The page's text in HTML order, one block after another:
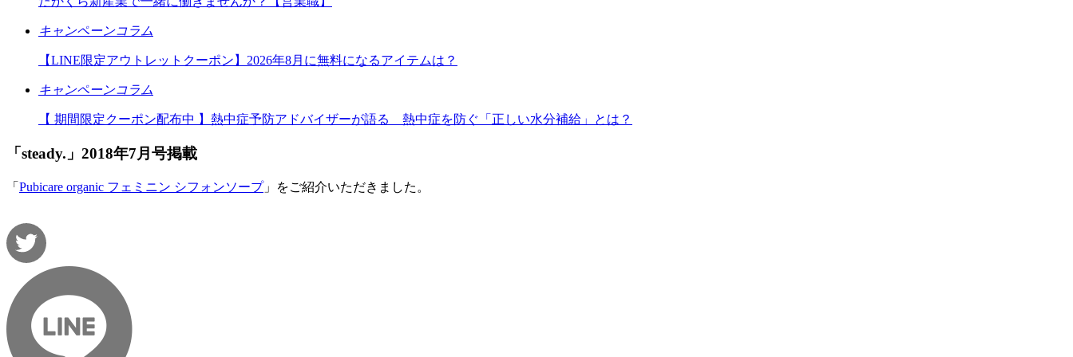
キャンペーンコラム
【LINE限定アウトレットクーポン】2026年8月に無料になるアイテムは？
キャンペーンコラム
【 期間限定クーポン配布中 】熱中症予防アドバイザーが語る 熱中症を防ぐ「正しい水分補給」とは？
「steady.」2018年7月号掲載
「 Pubicare organic フェミニン シフォンソープ」をご紹介いただきました。